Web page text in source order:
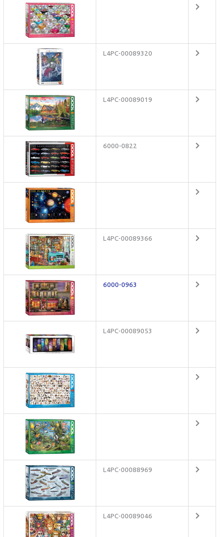
L4PC-00089320
L4PC-00089019
6000-0822
L4PC-00089366
6000-0963
L4PC-00089053
L4PC-00088969
L4PC-00089046